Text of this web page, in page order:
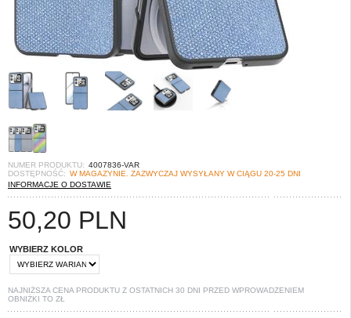
NUMER PRODUKTU: 4007836-VAR
DOSTĘPNOŚĆ: W MAGAZYNIE. ZAZWYCZAJ WYSYŁANY W CIĄGU 20-25 DNI
INFORMACJE O DOSTAWIE
50,20 PLN
WYBIERZ KOLOR
NAJNIŻSZA CENA PRODUKTU Z OSTATNICH 30 DNI PRZED WPROWADZENIEM
OBNIŻKI TO ZŁ